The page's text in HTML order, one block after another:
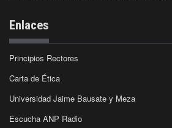
Enlaces
Principios Rectores
Carta de Ética
Universidad Jaime Bausate y Meza
Escucha ANP Radio